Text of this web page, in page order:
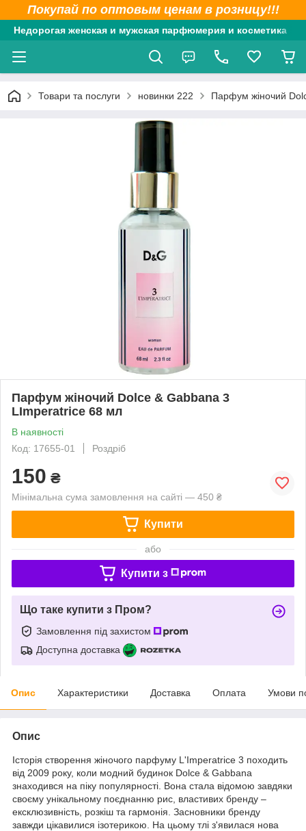
Покупай по оптовым ценам в розницу!!!
Недорогая женская и мужская парфюмерия и косметика
Товари та послуги новинки 222 Парфум жіночий
Парфум жіночий Dolce & Gabbana 3
LImperatrice 68 мл
В наявності
Код: 17655-01
Роздріб
150 ₴
Мінімальна сума замовлення на сайті — 450 ₴
Купити
або
Купити з
Що таке купити з Пром?
Замовлення під захистом
Доступна доставка
Опис Характеристики Доставка Оплата Умови
Опис
Історія створення жіночого парфуму L'Imperatrice 3 походить
від 2009 року, коли модний будинок Dolce & Gabbana
знаходився на піку популярності. Вона стала відомою завдяки
своєму унікальному поєднанню рис, властивих бренду –
ексклюзивність, розкіш та гармонія. Засновники бренду
завжди цікавилися ізотерикою. На цьому тлі з'явилася нова